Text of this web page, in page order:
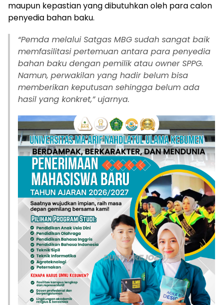
maupun kepastian yang dibutuhkan oleh para calon
penyedia bahan baku.
“Pemda melalui Satgas MBG sudah sangat baik
memfasilitasi pertemuan antara para penyedia
bahan baku dengan pemilik atau owner SPPG.
Namun, perwakilan yang hadir belum bisa
memberikan keputusan sehingga belum ada
hasil yang konkret,” ujarnya.